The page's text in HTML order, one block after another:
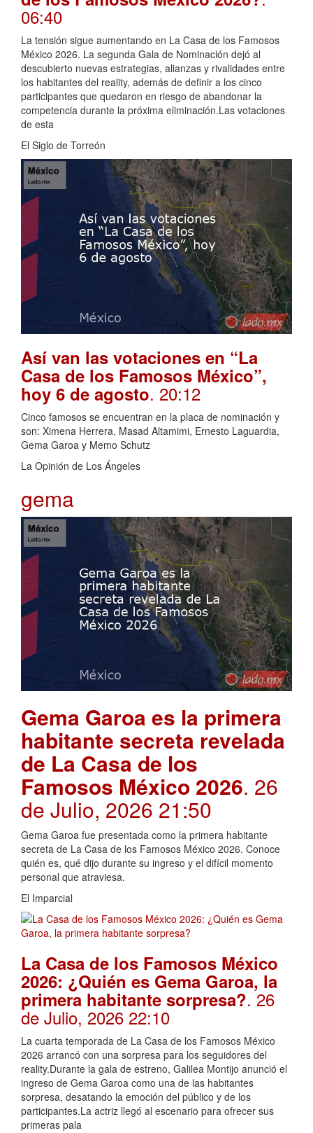
06:40
La tensión sigue aumentando en La Casa de los Famosos
México 2026. La segunda Gala de Nominación dejó al
descubierto nuevas estrategias, alianzas y rivalidades entre
los habitantes del reality, además de definir a los cinco
participantes que quedaron en riesgo de abandonar la
competencia durante la próxima eliminación.Las votaciones
de esta
El Siglo de Torreón
Así van las votaciones en “La
Casa de los Famosos México”,
hoy 6 de agosto. 20:12
Cinco famosos se encuentran en la placa de nominación y
son: Ximena Herrera, Masad Altamimi, Ernesto Laguardia,
Gema Garoa y Memo Schutz
La Opinión de Los Ángeles
gema
Gema Garoa es la primera
habitante secreta revelada
de La Casa de los
Famosos México 2026. 26
de Julio, 2026 21:50
Gema Garoa fue presentada como la primera habitante
secreta de La Casa de los Famosos México 2026. Conoce
quién es, qué dijo durante su ingreso y el difícil momento
personal que atraviesa.
El Imparcial
La Casa de los Famosos México
2026: ¿Quién es Gema Garoa, la
primera habitante sorpresa?. 26
de Julio, 2026 22:10
La cuarta temporada de La Casa de los Famosos México
2026 arrancó con una sorpresa para los seguidores del
reality.Durante la gala de estreno, Galilea Montijo anunció el
ingreso de Gema Garoa como una de las habitantes
sorpresa, desatando la emoción del público y de los
participantes.La actriz llegó al escenario para ofrecer sus
primeras pala